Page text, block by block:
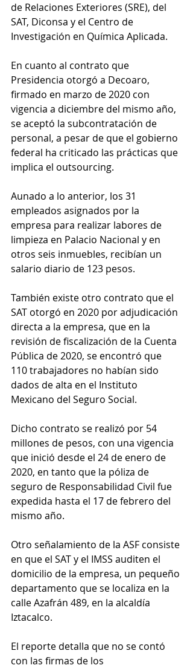
de Relaciones Exteriores (SRE), del
SAT, Diconsa y el Centro de
Investigación en Química Aplicada.
En cuanto al contrato que
Presidencia otorgó a Decoaro,
firmado en marzo de 2020 con
vigencia a diciembre del mismo año,
se aceptó la subcontratación de
personal, a pesar de que el gobierno
federal ha criticado las prácticas que
implica el outsourcing.
Aunado a lo anterior, los 31
empleados asignados por la
empresa para realizar labores de
limpieza en Palacio Nacional y en
otros seis inmuebles, recibían un
salario diario de 123 pesos.
También existe otro contrato que el
SAT otorgó en 2020 por adjudicación
directa a la empresa, que en la
revisión de fiscalización de la Cuenta
Pública de 2020, se encontró que
110 trabajadores no habían sido
dados de alta en el Instituto
Mexicano del Seguro Social.
Dicho contrato se realizó por 54
millones de pesos, con una vigencia
que inició desde el 24 de enero de
2020, en tanto que la póliza de
seguro de Responsabilidad Civil fue
expedida hasta el 17 de febrero del
mismo año.
Otro señalamiento de la ASF consiste
en que el SAT y el IMSS auditen el
domicilio de la empresa, un pequeño
departamento que se localiza en la
calle Azafrán 489, en la alcaldía
Iztacalco.
El reporte detalla que no se contó
con las firmas de los